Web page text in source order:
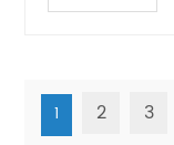
1 2 3